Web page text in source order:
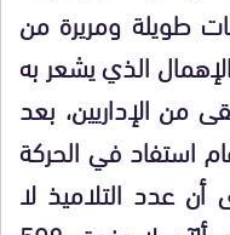
طويلة ومريرة من
الذييشعر به
من الإداريين، بعد
استفاد في الحركة
أن عدد التلاميذ لا